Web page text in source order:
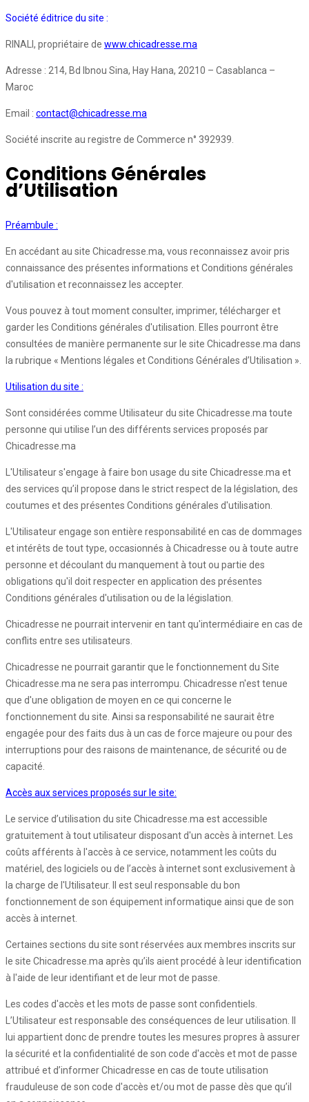
Société éditrice du site :
RINALI, propriétaire de www.chicadresse.ma
Adresse : 214, Bd Ibnou Sina, Hay Hana, 20210 – Casablanca –
Maroc
Email : contact@chicadresse.ma
Société inscrite au registre de Commerce n° 392939.
Conditions Générales
d’Utilisation
Préambule :
En accédant au site Chicadresse.ma, vous reconnaissez avoir pris
connaissance des présentes informations et Conditions générales
d'utilisation et reconnaissez les accepter.
Vous pouvez à tout moment consulter, imprimer, télécharger et
garder les Conditions générales d'utilisation. Elles pourront être
consultées de manière permanente sur le site Chicadresse.ma dans
la rubrique « Mentions légales et Conditions Générales d’Utilisation ».
Utilisation du site :
Sont considérées comme Utilisateur du site Chicadresse.ma toute
personne qui utilise l’un des différents services proposés par
Chicadresse.ma
L'Utilisateur s'engage à faire bon usage du site Chicadresse.ma et
des services qu’il propose dans le strict respect de la législation, des
coutumes et des présentes Conditions générales d'utilisation.
L'Utilisateur engage son entière responsabilité en cas de dommages
et intérêts de tout type, occasionnés à Chicadresse ou à toute autre
personne et découlant du manquement à tout ou partie des
obligations qu'il doit respecter en application des présentes
Conditions générales d'utilisation ou de la législation.
Chicadresse ne pourrait intervenir en tant qu'intermédiaire en cas de
conflits entre ses utilisateurs.
Chicadresse ne pourrait garantir que le fonctionnement du Site
Chicadresse.ma ne sera pas interrompu. Chicadresse n'est tenue
que d'une obligation de moyen en ce qui concerne le
fonctionnement du site. Ainsi sa responsabilité ne saurait être
engagée pour des faits dus à un cas de force majeure ou pour des
interruptions pour des raisons de maintenance, de sécurité ou de
capacité.
Accès aux services proposés sur le site:
Le service d’utilisation du site Chicadresse.ma est accessible
gratuitement à tout utilisateur disposant d'un accès à internet. Les
coûts afférents à l'accès à ce service, notamment les coûts du
matériel, des logiciels ou de l’accès à internet sont exclusivement à
la charge de l'Utilisateur. Il est seul responsable du bon
fonctionnement de son équipement informatique ainsi que de son
accès à internet.
Certaines sections du site sont réservées aux membres inscrits sur
le site Chicadresse.ma après qu’ils aient procédé à leur identification
à l'aide de leur identifiant et de leur mot de passe.
Les codes d'accès et les mots de passe sont confidentiels.
L’Utilisateur est responsable des conséquences de leur utilisation. Il
lui appartient donc de prendre toutes les mesures propres à assurer
la sécurité et la confidentialité de son code d'accès et mot de passe
attribué et d’informer Chicadresse en cas de toute utilisation
frauduleuse de son code d'accès et/ou mot de passe dès que qu’il